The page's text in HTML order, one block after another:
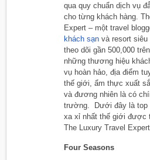
qua quy chuẩn dịch vụ
cho từng khách hàng.
Expert – một travel
khách sạn và resort
theo dõi gần 500,000
những thương hiệu
vụ hoàn hảo, địa điểm
thế giới, ẩm thực xuất
và đương nhiên là có
trường. Dưới đây là top
xa xỉ nhất thế giới được
The Luxury Travel
Four Seasons